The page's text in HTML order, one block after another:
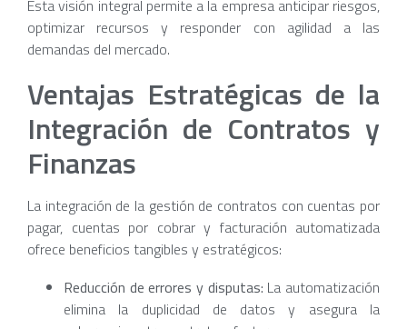
Esta visión integral permite a la empresa anticipar riesgos,
optimizar recursos y responder con agilidad a las
demandas del mercado.
Ventajas Estratégicas de la
Integración de Contratos y
Finanzas
La integración de la gestión de contratos con cuentas por
pagar, cuentas por cobrar y facturación automatizada
ofrece beneficios tangibles y estratégicos:
Reducción de errores y disputas: La automatización
elimina la duplicidad de datos y asegura la